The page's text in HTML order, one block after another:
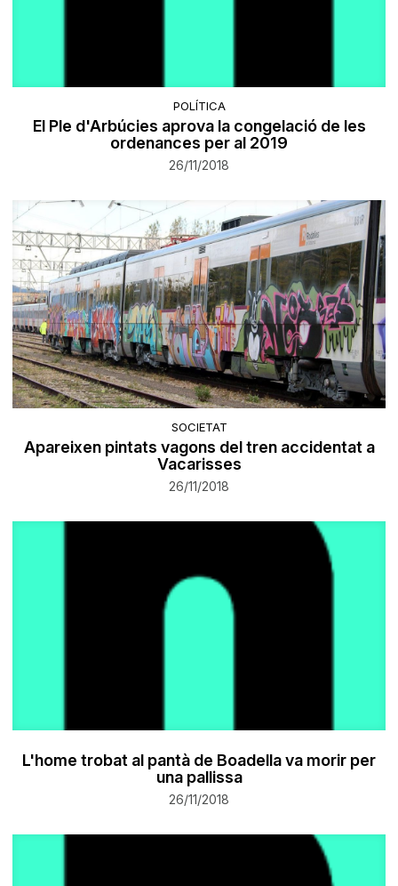
POLÍTICA
El Ple d'Arbúcies aprova la congelació de les
ordenances per al 2019
26/11/2018
SOCIETAT
Apareixen pintats vagons del tren accidentat a
Vacarisses
26/11/2018
L'home trobat al pantà de Boadella va morir per
una pallissa
26/11/2018